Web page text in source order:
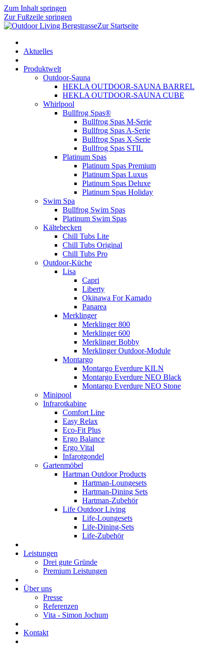
Zum Inhalt springen
Zur Fußzeile springen
Zur Startseite
Aktuelles
Produktwelt
Outdoor-Sauna
HEKLA OUTDOOR-SAUNA BARREL
HEKLA OUTDOOR-SAUNA CUBE
Whirlpool
Bullfrog Spas®
Bullfrog Spas M-Serie
Bullfrog Spas A-Serie
Bullfrog Spas X-Serie
Bullfrog Spas STIL
Platinum Spas
Platinum Spas Premium
Platinum Spas Luxus
Platinum Spas Deluxe
Platinum Spas Holiday
Swim Spa
Bullfrog Swim Spas
Platinum Swim Spas
Kältebecken
Chill Tubs Lite
Chill Tubs Original
Chill Tubs Pro
Outdoor-Küche
Lisa
Capri
Liberty
Okinawa For Kamado
Panarea
Merklinger
Merklinger 800
Merklinger 600
Merklinger Bobby
Merklinger Outdoor-Module
Montargo
Montargo Everdure KILN
Montargo Everdure NEO Black
Montargo Everdure NEO Stone
Minipool
Infrarotkabine
Comfort Line
Easy Relax
Eco-Fit Plus
Ergo Balance
Ergo Vital
Infarotgondel
Gartenmöbel
Hartman Outdoor Products
Hartman-Loungesets
Hartman-Dining Sets
Hartman-Zubehör
Life Outdoor Living
Life-Loungesets
Life-Dining-Sets
Life-Zubehör
Leistungen
Drei gute Gründe
Premium Leistungen
Über uns
Presse
Referenzen
Vita - Simon Jochum
Kontakt